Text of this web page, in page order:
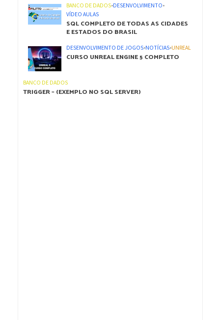
BANCO DE DADOS•DESENVOLVIMENTO•
VÍDEO AULAS
SQL COMPLETO DE TODAS AS CIDADES
E ESTADOS DO BRASIL
DESENVOLVIMENTO DE JOGOS•NOTÍCIAS•UNREAL
CURSO UNREAL ENGINE 5 COMPLETO
BANCO DE DADOS
TRIGGER – (EXEMPLO NO SQL SERVER)